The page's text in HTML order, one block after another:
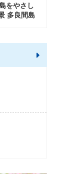
をやさし
多良間島